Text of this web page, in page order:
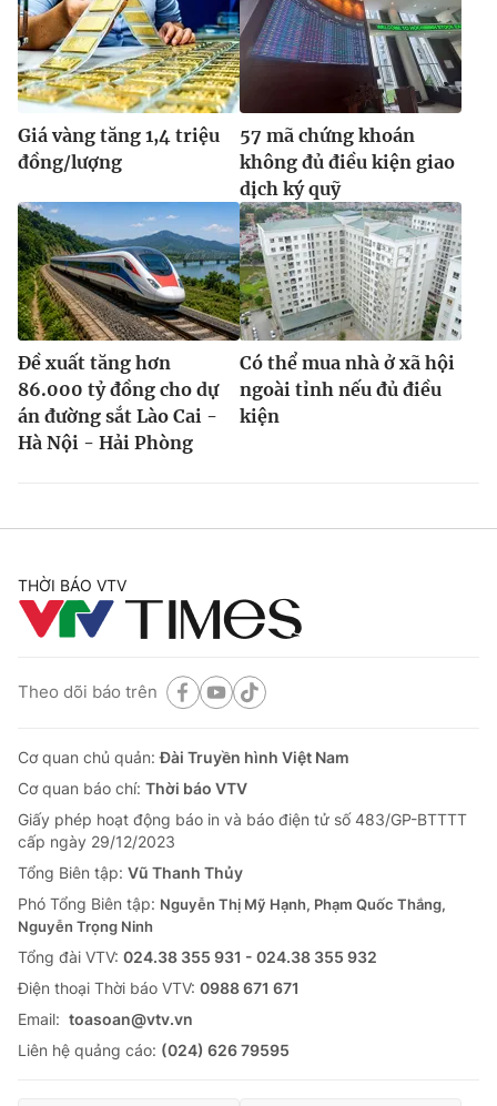
Giá vàng tăng 1,4 triệu
đồng/lượng
57 mã chứng khoán
không đủ điều kiện giao
dịch ký quỹ
Đề xuất tăng hơn
86.000 tỷ đồng cho dự
án đường sắt Lào Cai -
Hà Nội - Hải Phòng
Có thể mua nhà ở xã hội
ngoài tỉnh nếu đủ điều
kiện
THỜI BÁO VTV
Theo dõi báo trên
Cơ quan chủ quản:Đài Truyền hình Việt Nam
Cơ quan báo chí: Thời báo VTV
Giấy phép hoạt động báo in và báo điện tử số 483/GP-BTTTT
cấp ngày 29/12/2023
Tổng Biên tập: Vũ Thanh Thủy
Phó Tổng Biên tập: Nguyễn Thị Mỹ Hạnh, Phạm Quốc Thắng,
Nguyễn Trọng Ninh
Tổng đài VTV: 024.38 355 931 - 024.38 355 932
Ðiện thoại Thời báo VTV: 0988 671 671
Email: toasoan@vtv.vn
Liên hệ quảng cáo: (024) 626 79595